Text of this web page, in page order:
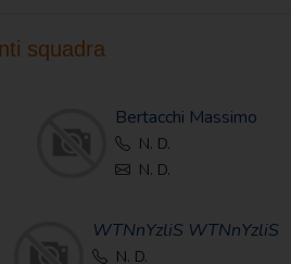
squadra
Bertacchi Massimo
N. D.
N. D.
WTNnYzliS WTNnYzliS
N. D.